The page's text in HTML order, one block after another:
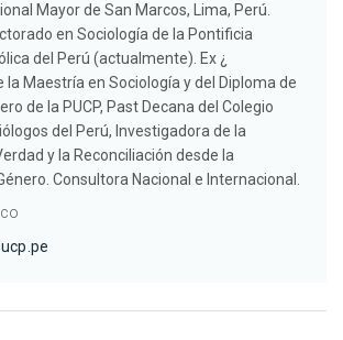
Mayor de San Marcos, Lima, Perú.
en Sociología de la Pontificia
del Perú (actualmente). Ex ¿
la Maestría en Sociología y del Diploma de
de la PUCP, Past Decana del Colegio
del Perú, Investigadora de la
y la Reconciliación desde la
Consultora Nacional e Internacional.